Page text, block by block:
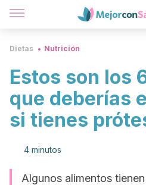
Dietas Nutrición
Estos son los
que deberías
si tienes
4 minutos
Algunos alimentos